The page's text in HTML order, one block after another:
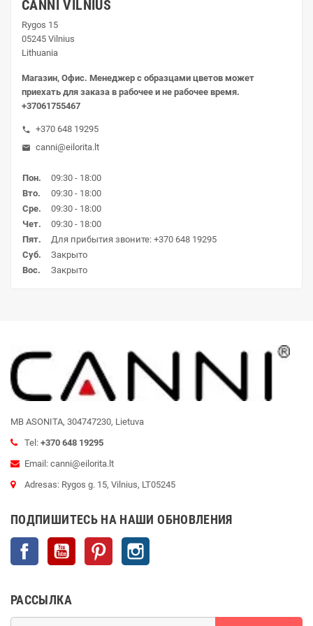
CANNI VILNIUS
Rygos 15
05245 Vilnius
Lithuania
Магазин, Офис. Менеджер с образцами цветов может
приехать для заказа в рабочее и не рабочее время.
+37061755467
phone +370 648 19295
mail canni@eilorita.lt
Пон.
09:30 - 18:00
Вто.
09:30 - 18:00
Сре.
09:30 - 18:00
Чет.
09:30 - 18:00
Пят.
Для прибытия звоните: +370 648 19295
Суб.
Закрыто
Вос.
Закрыто
MB ASONITA, 304747230, Lietuva
Tel: +370 648 19295
Email: canni@eilorita.lt
Adresas: Rygos g. 15, Vilnius, LT05245
ПОДПИШИТЕСЬ НА НАШИ ОБНОВЛЕНИЯ
Facebook YouTube Pinterest
РАССЫЛКА